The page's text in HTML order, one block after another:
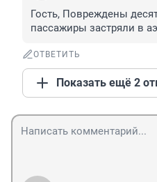
Гость, Повреждены
пассажиры застряли в
ОТВЕТИТЬ
Показать ещё 2